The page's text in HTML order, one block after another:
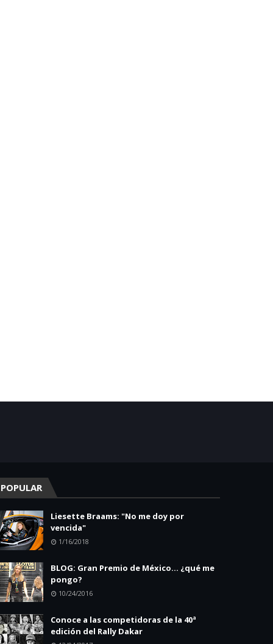
POPULAR
Liesette Braams: "No me doy por
vencida"
1/16/2018
BLOG: Gran Premio de México... ¿qué me
pongo?
10/24/2016
Conoce a las competidoras de la 40ª
edición del Rally Dakar